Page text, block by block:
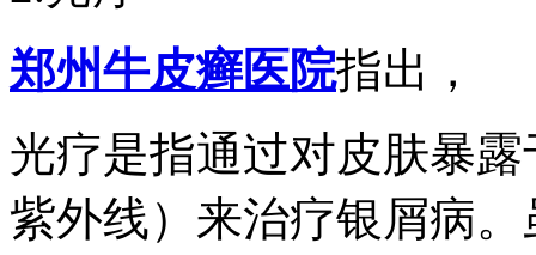
郑州牛皮癣医院指出，
光疗是指通过对皮肤暴
紫外线）来治疗银屑病